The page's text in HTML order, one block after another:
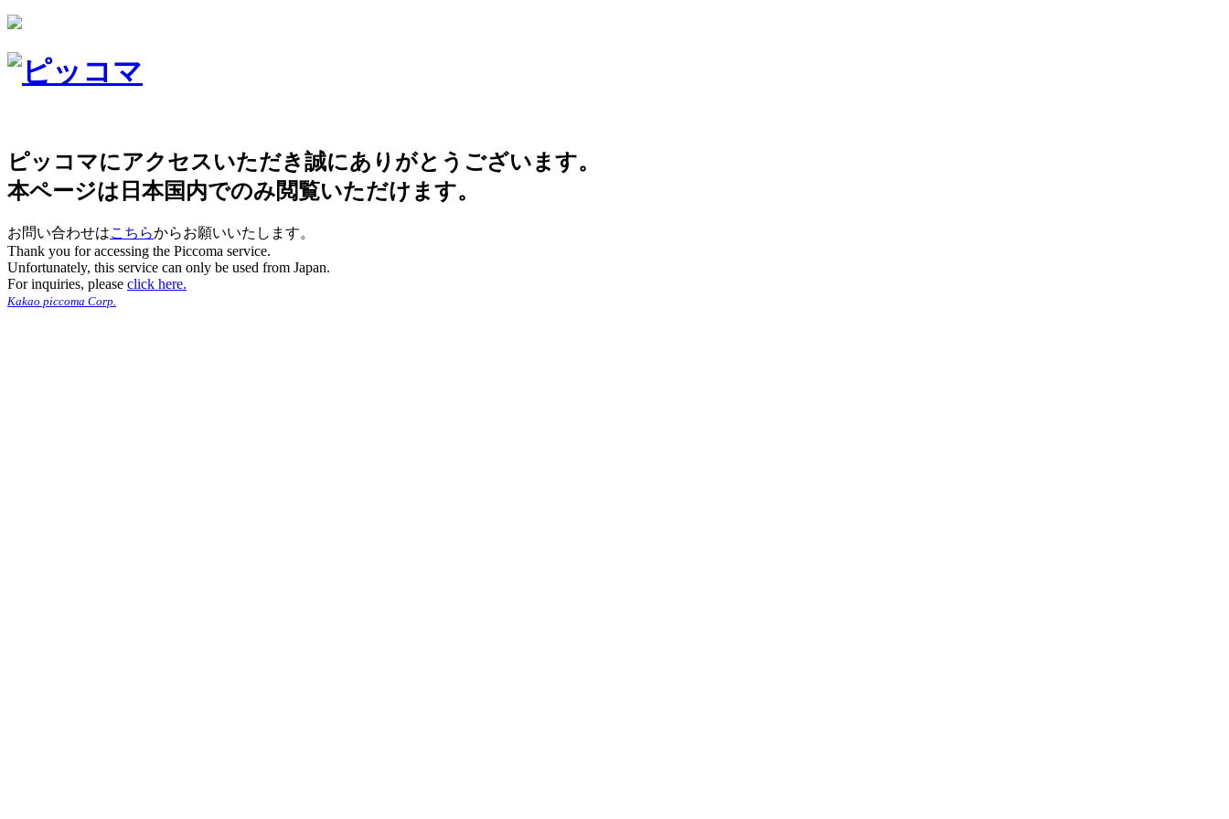
ピッコマにアクセスいただき誠にありがとうございます。
本ページは日本国内でのみ閲覧いただけます。
お問い合わせはこちらからお願いいたします。
Thank you for accessing the Piccoma service.
Unfortunately, this service can only be used from Japan.
For inquiries, please click here.
Kakao piccoma Corp.